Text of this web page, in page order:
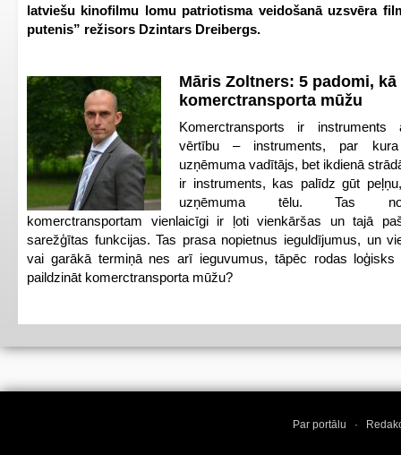
latviešu kinofilmu lomu patriotisma veidošanā uzsvēra
putenis” režisors Dzintars Dreibergs.
Māris Zoltners: 5 padomi,
komerctransporta mūžu
Komerctransports ir instruments
vērtību – instruments, par
uzņēmuma vadītājs, bet ikdienā
ir instruments, kas palīdz gūt
uzņēmuma tēlu. Tas
komerctransportam vienlaicīgi ir ļoti vienkāršas un tajā
sarežģītas funkcijas. Tas prasa nopietnus ieguldījumus, un
vai garākā termiņā nes arī ieguvumus, tāpēc rodas loģisks
paildzināt komerctransporta mūžu?
Par portālu ·